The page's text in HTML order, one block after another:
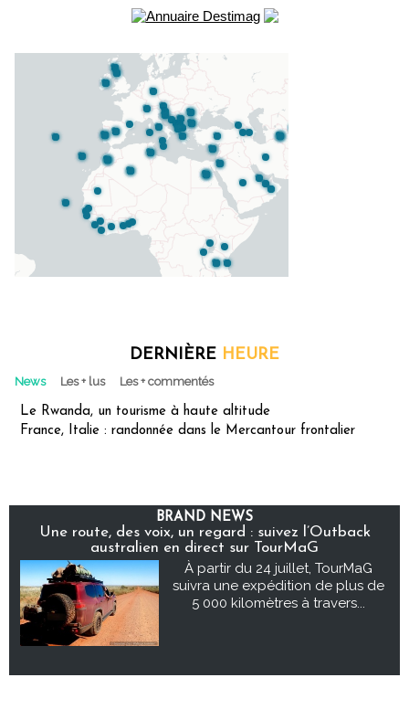
DERNIÈRE HEURE
News Les + lus Les + commentés
Le Rwanda, un tourisme à haute altitude
France, Italie : randonnée dans le Mercantour frontalier
BRAND NEWS
Une route, des voix, un regard : suivez l’Outback
australien en direct sur TourMaG
À partir du 24 juillet, TourMaG
suivra une expédition de plus de
5 000 kilomètres à travers...